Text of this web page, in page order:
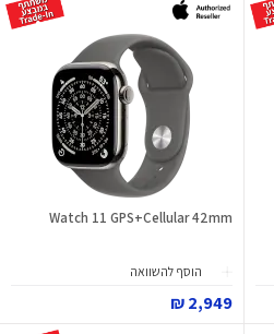
Watch 11 GPS+Cellular 42mm
הוסף להשוואה
2,949 ₪